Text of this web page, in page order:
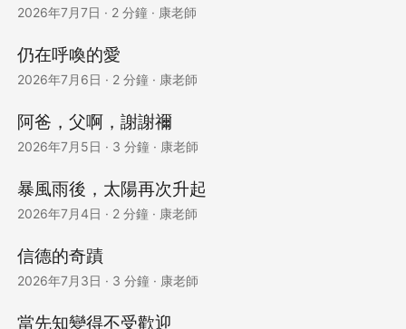
2026年7月7日 · 2 分鐘 · 康老師
仍在呼喚的愛
2026年7月6日 · 2 分鐘 · 康老師
阿爸，父啊，謝謝禰
2026年7月5日 · 3 分鐘 · 康老師
暴風雨後，太陽再次升起
2026年7月4日 · 2 分鐘 · 康老師
信德的奇蹟
2026年7月3日 · 3 分鐘 · 康老師
當先知變得不受歡迎